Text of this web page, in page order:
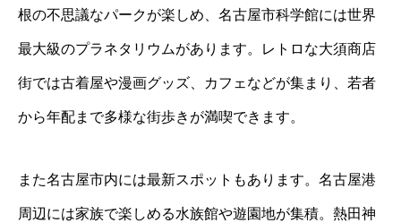
根の不思議なパークが楽しめ、名古屋市科学館には世界
最大級のプラネタリウムがあります。レトロな大須商店
街では古着屋や漫画グッズ、カフェなどが集まり、若者
から年配まで多様な街歩きが満喫できます。
また名古屋市内には最新スポットもあります。名古屋港
周辺には家族で楽しめる水族館や遊園地が集積。熱田神